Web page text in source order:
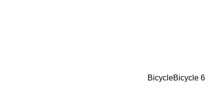
BicycleBicycle 6